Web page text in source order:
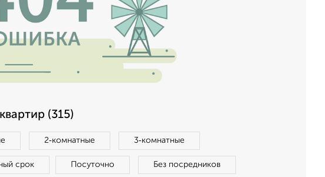
(315)
2‑комнатные 3‑комнатные
срок Посуточно Без посредников